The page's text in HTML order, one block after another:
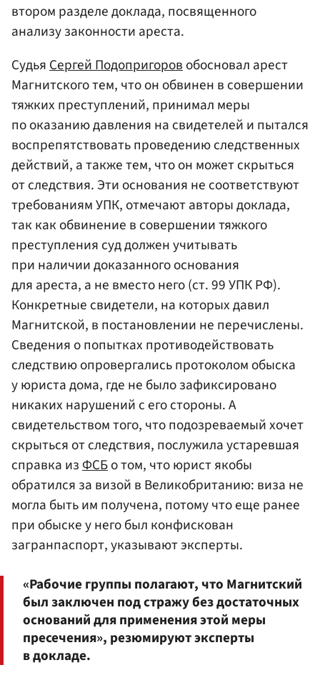
втором разделе доклада, посвященного
анализу законности ареста.
СудьяСергей Подопригоровобосновал арест
Магнитского тем, что он обвинен в совершении
тяжких преступлений, принимал меры
по оказанию давления на свидетелей и пытался
воспрепятствовать проведению следственных
действий, а также тем, что он может скрыться
от следствия. Эти основания не соответствуют
требованиям УПК, отмечают авторы доклада,
так как обвинение в совершении тяжкого
преступления суд должен учитывать
при наличии доказанного основания
для ареста, а не вместо него (ст. 99 УПК РФ).
Конкретные свидетели, на которых давил
Магнитской, в постановлении не перечислены.
Сведения о попытках противодействовать
следствию опровергались протоколом обыска
у юриста дома, где не было зафиксировано
никаких нарушений с его стороны. А
свидетельством того, что подозреваемый хочет
скрыться от следствия, послужила устаревшая
справка изФСБо том, что юрист якобы
обратился за визой в Великобританию: виза не
могла быть им получена, потому что еще ранее
при обыске у него был конфискован
загранпаспорт, указывают эксперты.
«Рабочие группы полагают, что Магнитский
был заключен под стражу без достаточных
оснований для применения этой меры
пресечения», резюмируют эксперты
в докладе.